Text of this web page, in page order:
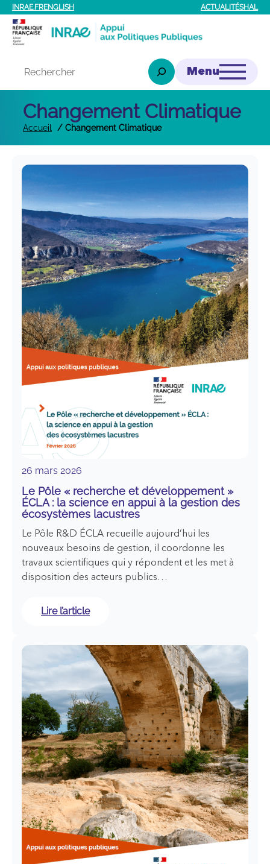
INRAE.FRENGLISH ACTUALITÉSHAL
Rechercher
Changement Climatique
Accueil Changement Climatique
26 mars 2026
Le Pôle « recherche et développement »
ÉCLA : la science en appui à la gestion des
écosystèmes lacustres
Le Pôle R&D ÉCLA recueille aujourd’hui les
nouveaux besoins de gestion, il coordonne les
travaux scientifiques qui y répondent et les met à
disposition des acteurs publics…
Lire l’article:
«
recherche
et
développement
»
ÉCLA
:
la
science
en
appui
à
la
gestion
des